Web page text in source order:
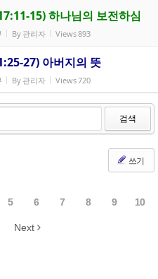
15) 하나님의 보전하심
By 관리자 Views893
27) 아버지의 뜻
By 관리자 Views720
검색
쓰기
5 6 7 8 9 10
Next